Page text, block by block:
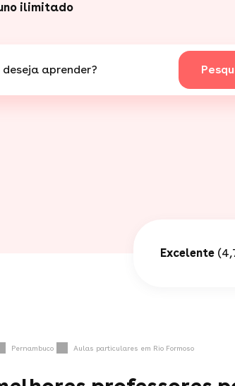
ilimitado
deseja aprender?
Excelente
Pernambuco Aulas particulares em Rio Formoso